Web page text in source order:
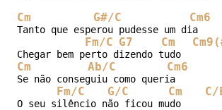
Cm
G#/C Cm6
Tanto que esperou pudesse um dia
Fm/C G7 Cm
Chegar bem perto dizendo tudo
Cm Ab/C Cm6
Se não conseguiu como queria
Fm/C G/C Cm C/
O seu silêncio não ficou mudo